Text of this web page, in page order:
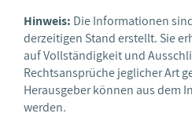
Hinweis: Die Informationen
derzeitigen Stand erstellt. Sie
auf Vollständigkeit und
Rechtsansprüche jeglicher Art
Herausgeber können aus dem
werden.